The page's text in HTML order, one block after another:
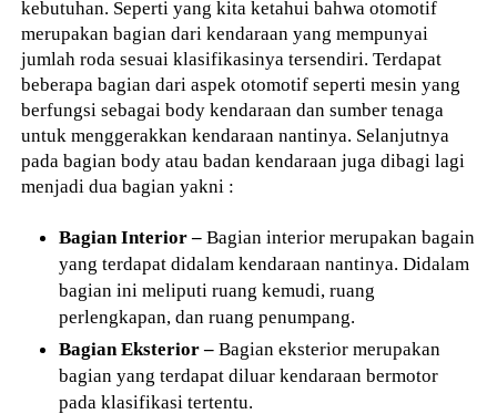
kebutuhan. Seperti yang kita ketahui bahwa otomotif
merupakan bagian dari kendaraan yang mempunyai
jumlah roda sesuai klasifikasinya tersendiri. Terdapat
beberapa bagian dari aspek otomotif seperti mesin yang
berfungsi sebagai body kendaraan dan sumber tenaga
untuk menggerakkan kendaraan nantinya. Selanjutnya
pada bagian body atau badan kendaraan juga dibagi lagi
menjadi dua bagian yakni :
Bagian Interior –Bagian interior merupakan bagain
yang terdapat didalam kendaraan nantinya. Didalam
bagian ini meliputi ruang kemudi, ruang
perlengkapan, dan ruang penumpang.
Bagian Eksterior –Bagian eksterior merupakan
bagian yang terdapat diluar kendaraan bermotor
pada klasifikasi tertentu.